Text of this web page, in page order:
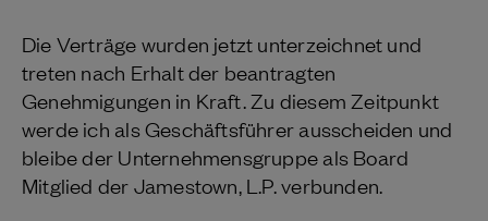
Die Verträge wurden jetzt unterzeichnet und
treten nach Erhalt der beantragten
Genehmigungen in Kraft. Zu diesem Zeitpunkt
werde ich als Geschäftsführer ausscheiden und
bleibe der Unternehmensgruppe als Board
Mitglied der Jamestown, L.P. verbunden.